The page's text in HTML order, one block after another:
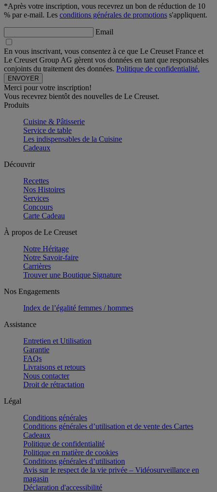
*Après votre inscription, vous recevrez un bon de réduction de 10
% par e-mail. Les conditions générales de promotions s'appliquent.
Email
En vous inscrivant, vous consentez à ce que Le Creuset France et
Le Creuset Group AG gèrent vos données en tant que responsables
conjoints du traitement des données. Politique de confidentialité.
Merci pour votre inscription!
Vous recevrez bientôt des nouvelles de Le Creuset.
Produits
Cuisine & Pâtisserie
Service de table
Les indispensables de la Cuisine
Cadeaux
Découvrir
Recettes
Nos Histoires
Services
Concours
Carte Cadeau
À propos de Le Creuset
Notre Héritage
Notre Savoir-faire
Carrières
Trouver une Boutique Signature
Nos Engagements
Index de l’égalité femmes / hommes
Assistance
Entretien et Utilisation
Garantie
FAQs
Livraisons et retours
Nous contacter
Droit de rétractation
Légal
Conditions générales
Conditions générales d’utilisation et de vente des Cartes
Cadeaux
Politique de confidentialité
Politique en matière de cookies
Conditions générales d’utilisation
Avis sur le respect de la vie privée – Vidéosurveillance en
magasin
Déclaration d'accessibilité